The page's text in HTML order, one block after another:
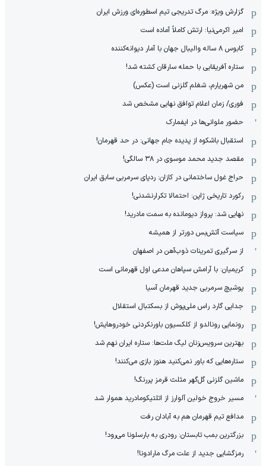
گزارش ویژه: مرگ تدریجی تیم اسطوره‌ای ورزش ایران
امیر اکرمی‌نیا: ارتش کاملاً آماده است
کابوس ۸ ساله والیبال جهان با آمار دیوانه‌کننده
ستاره آفریقایی با حمله سارقان کشته شد!
من شهریارم، شغلم گلزنی است (عکس)
فوری/ زمان اعلام توافق نهایی مشخص شد
حضور ملوانی‌ها در ایفمارک
استقبال باشکوه از پدیده جام جهانی: در حد قهرمان!
مقصد جدید محمد موسوی در ٣٨ سالگی!
حراج غول ساختمانی در کازان: ردپای سرمربی سابق ایران
رکورد تاریخی ژاپن: احتمالا تکرارنشدنی!
نهایی شد: پرواز دیومانده به سمت مادرید!
سیاست آتش‌بس دورتر از همیشه
از سرگیری تمرینات ذوب‌آهن در اصفهان
کریمیان: با آرامش سپاهان مدعی اول قهرمانی است
پوشیچ سرمربی جدید قهرمان آسیا
جدایی گارد راس ملی‌پوش از بسکتبال استقلال
رونمایی رونالدو از کلکسیون باورنکردنی خودروهایش!
بهترین سرویس‌زنان لیگ ملت‌ها: ستاره ایران نهم شد
ستاره‌هایی که باور نمی‌کنید هنوز بازی می‌کنند!
ماشین گلزنی گل‌گهر مثلث قرمز پررنگ!
مسیر خروج خولین آلوارز از اتلتیکومادرید هموار شد
مدافع تیم قهرمان هم به آبادان رفت
بزرگترین بمب تابستان: رودری به بارسلونا می‌رود!
رمزگشایی جدید از علت مرگ مارادونا!